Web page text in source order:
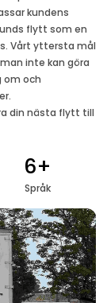
kundens
flytt som en
Vårt yttersta mål
inte kan göra
om och
din nästa flytt till
Språk
6+